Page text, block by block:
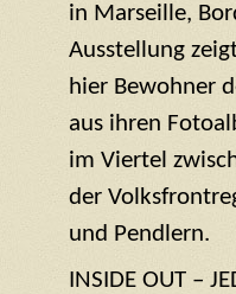
in Marseille,
Ausstellung
hier Bewohner
aus ihren
im Viertel
der
und Pendlern.
INSIDE OUT –